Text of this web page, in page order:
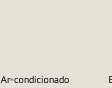
Ar-condicionado